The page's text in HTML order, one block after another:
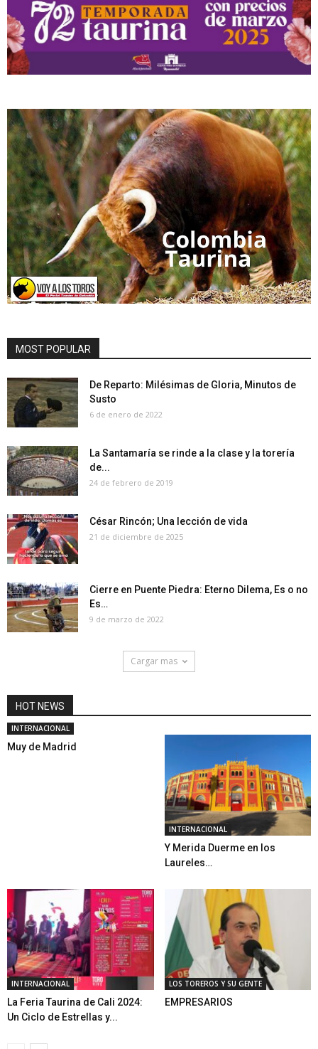
MOST POPULAR
De Reparto: Milésimas de Gloria, Minutos de
Susto
6 de enero de 2022
La Santamaría se rinde a la clase y la torería
de...
24 de febrero de 2019
César Rincón; Una lección de vida
21 de diciembre de 2025
Cierre en Puente Piedra: Eterno Dilema, Es o no
Es…
9 de marzo de 2022
Cargar mas
HOT NEWS
INTERNACIONAL
Muy de Madrid
INTERNACIONAL
Y Merida Duerme en los
Laureles…
INTERNACIONAL
La Feria Taurina de Cali 2024:
Un Ciclo de Estrellas y...
LOS TOREROS Y SU GENTE
EMPRESARIOS